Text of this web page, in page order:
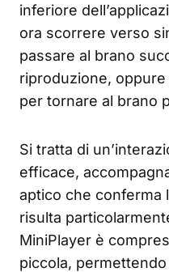
inferiore
ora scorrere verso
passare al brano
riproduzione,
per tornare al brano
Si tratta di
efficace,
aptico che conferma
risulta
MiniPlayer è
piccola,